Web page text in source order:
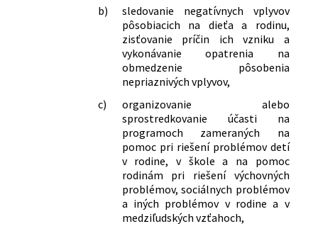
b)
sledovanie negatívnych vplyvov
pôsobiacich na dieťa a rodinu,
zisťovanie príčin ich vzniku a
vykonávanie opatrenia na
obmedzenie pôsobenia
nepriaznivých vplyvov,
c)
organizovanie alebo
sprostredkovanie účasti na
programoch zameraných na
pomoc pri riešení problémov detí
v rodine, v škole a na pomoc
rodinám pri riešení výchovných
problémov, sociálnych problémov
a iných problémov v rodine a v
medziľudských vzťahoch,